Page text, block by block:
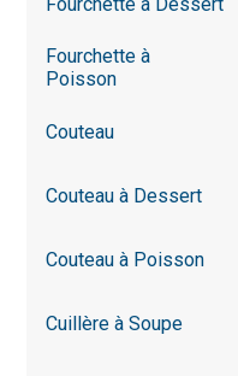
Fourchette à
Poisson
Couteau
Couteau à Dessert
Couteau à Poisson
Cuillère à Soupe